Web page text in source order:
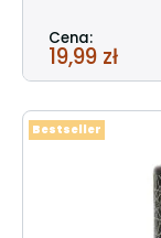
Cena:
19,99 zł
Bestseller